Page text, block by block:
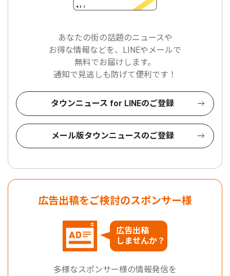
あなたの街の話題のニュースや
お得な情報などを、LINEやメールで
無料でお届けします。
通知で見逃しも防げて便利です！
タウンニュース for LINEのご登録
メール版タウンニュースのご登録
広告出稿をご検討のスポンサー様
広告出稿
しませんか？
多様なスポンサー様の情報発信を